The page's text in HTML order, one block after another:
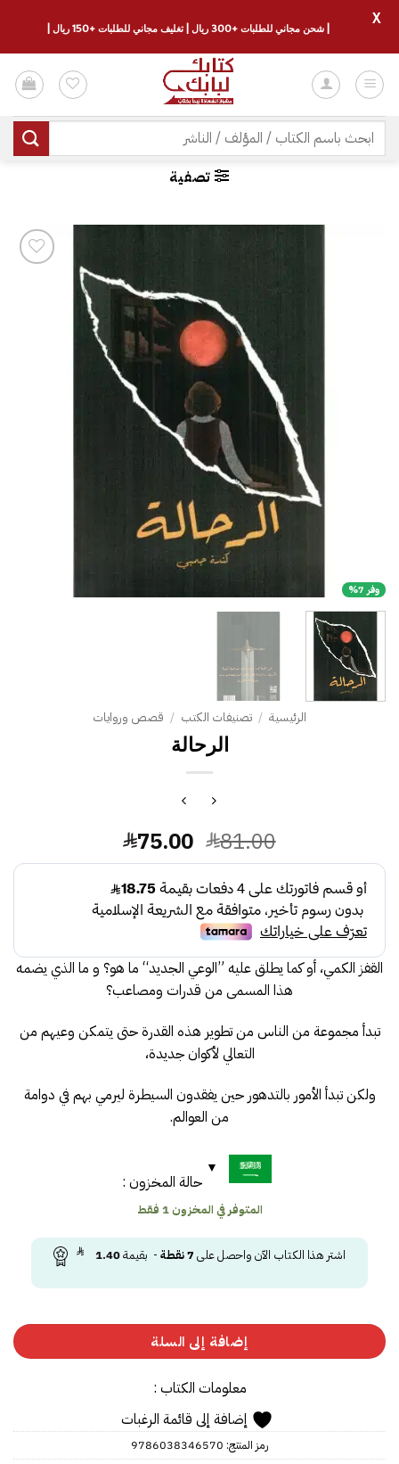
للمحتوى
البحث
عن:
تصفية
وفر 7%
الرئيسية / تصنيفات الكتب / قصص وروايات
الرحالة
81.00 السعر
الأصلي
هو:
81.00.
75.00 السعر
الحالي
هو:
75.00.
القفز الكمي، أو كما يطلق عليه ”الوعي الجديد“ ما هو؟ و ما الذي يضمه
هذا المسمى من قدرات ومصاعب؟
تبدأ مجموعة من الناس من تطوير هذه القدرة حتى يتمكن وعيهم من
التعالي لأكوان جديدة،
ولكن تبدأ الأمور بالتدهور حين يفقدون السيطرة ليرمي بهم في دوامة
من العوالم.
حالة المخزون :
المتوفر في المخزون 1 فقط
اشتر هذا الكتاب الآن واحصل على 7نقطة- بقيمة1.40
إضافة إلى السلة
معلومات الكتاب :
إضافة إلى قائمة الرغبات
رمز المنتج: ‎9786038346570‎‎
| شحن مجاني للطلبات +300 ريال | تغليف مجاني للطلبات +150 ريال |
X